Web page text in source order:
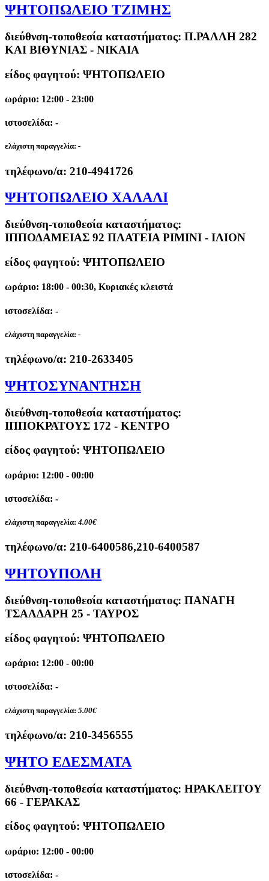
ΨΗΤΟΠΩΛΕΙΟ ΤΖΙΜΗΣ
διεύθνση-τοποθεσία καταστήματος: Π.ΡΑΛΛΗ 282
ΚΑΙ ΒΙΘΥΝΙΑΣ - ΝΙΚΑΙΑ
είδος φαγητού: ΨΗΤΟΠΩΛΕΙΟ
ωράριο: 12:00 - 23:00
ιστοσελίδα: -
ελάχιστη παραγγελία: -
τηλέφωνο/α: 210-4941726
ΨΗΤΟΠΩΛΕΙΟ ΧΑΛΑΛΙ
διεύθνση-τοποθεσία καταστήματος:
ΙΠΠΟΔΑΜΕΙΑΣ 92 ΠΛΑΤΕΙΑ ΡΙΜΙΝΙ - ΙΛΙΟΝ
είδος φαγητού: ΨΗΤΟΠΩΛΕΙΟ
ωράριο: 18:00 - 00:30, Κυριακές κλειστά
ιστοσελίδα: -
ελάχιστη παραγγελία: -
τηλέφωνο/α: 210-2633405
ΨΗΤΟΣΥΝΑΝΤΗΣΗ
διεύθνση-τοποθεσία καταστήματος:
ΙΠΠΟΚΡΑΤΟΥΣ 172 - ΚΕΝΤΡΟ
είδος φαγητού: ΨΗΤΟΠΩΛΕΙΟ
ωράριο: 12:00 - 00:00
ιστοσελίδα: -
ελάχιστη παραγγελία: 4.00€
τηλέφωνο/α: 210-6400586,210-6400587
ΨΗΤΟΥΠΟΛΗ
διεύθνση-τοποθεσία καταστήματος: ΠΑΝΑΓΗ
ΤΣΑΛΔΑΡΗ 25 - ΤΑΥΡΟΣ
είδος φαγητού: ΨΗΤΟΠΩΛΕΙΟ
ωράριο: 12:00 - 00:00
ιστοσελίδα: -
ελάχιστη παραγγελία: 5.00€
τηλέφωνο/α: 210-3456555
ΨΗΤΟ ΕΔΕΣΜΑΤΑ
διεύθνση-τοποθεσία καταστήματος: ΗΡΑΚΛΕΙΤΟΥ
66 - ΓΕΡΑΚΑΣ
είδος φαγητού: ΨΗΤΟΠΩΛΕΙΟ
ωράριο: 12:00 - 00:00
ιστοσελίδα: -